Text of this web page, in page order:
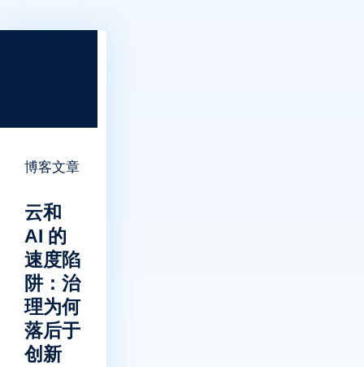
博客文章
云和
AI 的
速度陷
阱：治
理为何
落后于
创新